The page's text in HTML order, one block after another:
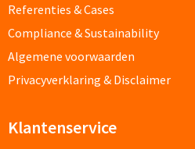
Alle glazen
Wijngeschenken bedrukken
Drinksets bedrukken
Referenties & Cases
Compliance & Sustainability
Algemene voorwaarden
Privacyverklaring & Disclaimer
Klantenservice